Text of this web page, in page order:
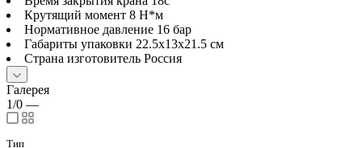
Крутящий момент 8 Н*м
Нормативное давление 16 бар
Габариты упаковки 22.5x13x21.5 см
Страна изготовитель Россия
Галерея
1/0 —
Тип